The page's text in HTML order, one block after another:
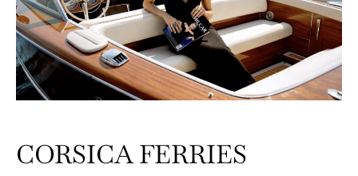
CORSICA FERRIES